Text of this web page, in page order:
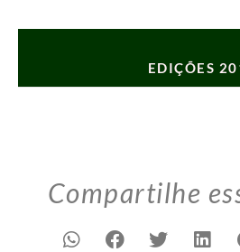
EDIÇÕES
Compartilhe